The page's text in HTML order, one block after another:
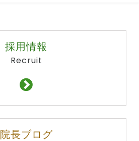
採用情報
Recruit
院長ブログ